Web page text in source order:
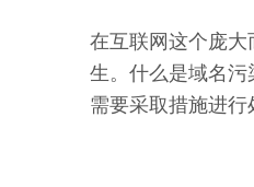
在互联网这个庞
生。什么是域名
需要采取措施进行